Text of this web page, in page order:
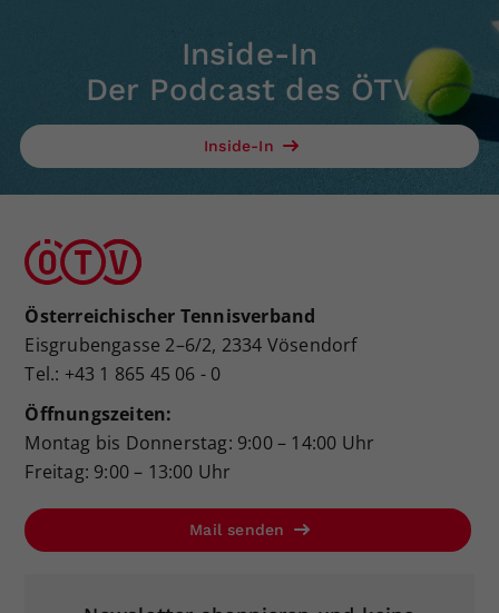
Inside-In
Der Podcast des ÖTV
Inside-In
Österreichischer Tennisverband
Eisgrubengasse 2–6/2, 2334 Vösendorf
Tel.: +43 1 865 45 06 - 0
Öffnungszeiten:
Montag bis Donnerstag: 9:00 – 14:00 Uhr
Freitag: 9:00 – 13:00 Uhr
Mail senden